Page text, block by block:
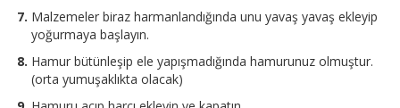
Malzemeler biraz harmanlandığında unu yavaş yavaş ekleyip
yoğurmaya başlayın.
Hamur bütünleşip ele yapışmadığında hamurunuz olmuştur.
(orta yumuşaklıkta olacak)